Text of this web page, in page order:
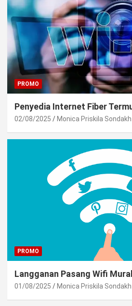
PROMO
Penyedia Internet Fiber
02/08/2025 Monica Priskila Sondakh
PROMO
Langganan Pasang Wifi
01/08/2025 Monica Priskila Sondakh